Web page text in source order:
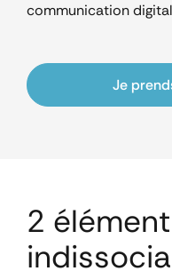
communication
Je
2